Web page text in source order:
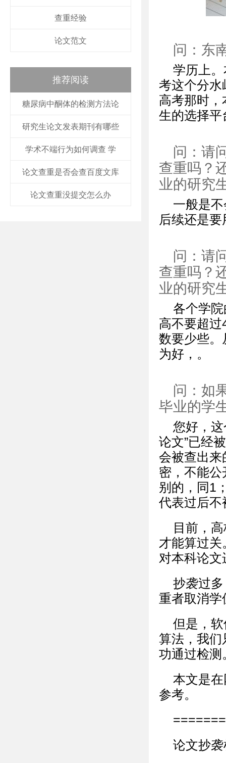
查重经验
论文范文
推荐阅读
糖尿病中酮体的检测方法论
研究生论文发表期刊有哪些
学术不端行为如何调查 学
论文查重是否会查百度文库
论文查重没提交怎么办
问：东
学历上
考这个分水
高考那时
生的选择平
问：请
查重吗？
业的研究
一般是
后续还是
问：请
查重吗？
业的研究
各个学
高不要超
数要少些。
为好，。
问：如
毕业的学
您好，
论文”已经
会被查出来
密，不能
别的，同1
代表过后不
目前，
才能算过
对本科论
抄袭过
重者取消学
但是，
算法，我们
功通过检测
本文是
参考。
论文抄